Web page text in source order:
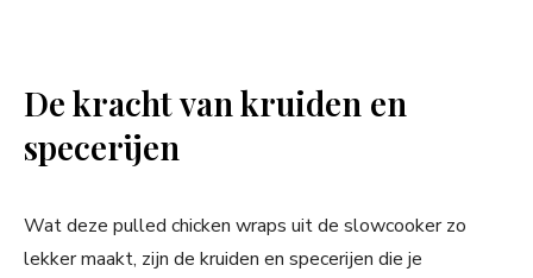
De kracht van kruiden en
specerijen
Wat deze pulled chicken wraps uit de slowcooker zo
lekker maakt, zijn de kruiden en specerijen die je